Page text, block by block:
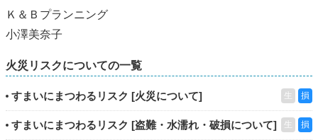
Ｋ＆Ｂプランニング
小澤美奈子
火災リスクについての一覧
すまいにまつわるリスク [火災について] 生 損
すまいにまつわるリスク [盗難・水濡れ・破損について] 生 損